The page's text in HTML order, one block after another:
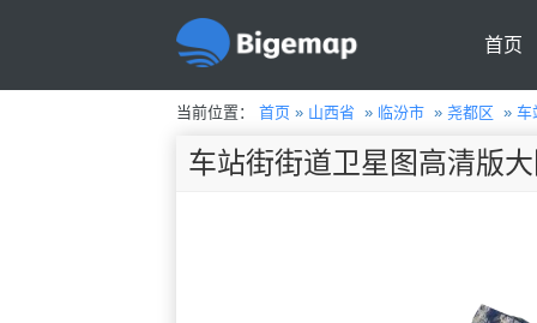
首页
当前位置： 首页» 山西省 » 临汾市» 尧都区 » 车
车站街街道卫星图高清版